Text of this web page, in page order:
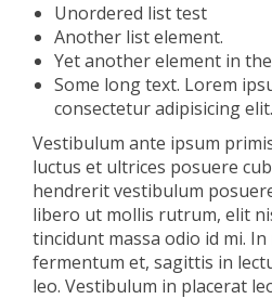
Unordered list test
Another list element.
Yet another element in
Some long text. Lorem
consectetur adipisicing elit.
Vestibulum ante ipsum
luctus et ultrices posuere
hendrerit vestibulum
libero ut mollis rutrum, elit
tincidunt massa odio id mi.
fermentum et, sagittis in
leo. Vestibulum in placerat